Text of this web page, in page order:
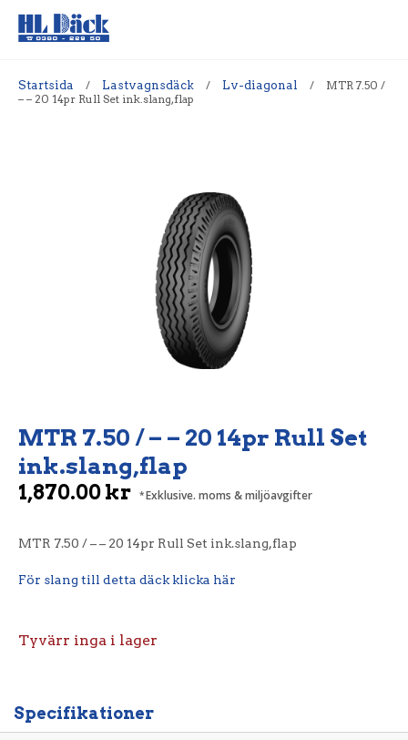
Startsida / Lastvagnsdäck / Lv-diagonal /
MTR 7.50 /
– – 20 14pr Rull Set ink.slang,flap
MTR 7.50 / – – 20 14pr Rull Set
ink.slang,flap
1,870.00kr Exklusive. moms & miljöavgifter
MTR 7.50 / – – 20 14pr Rull Set ink.slang,flap
För slang till detta däck klicka här
Tyvärr inga i lager
Specifikationer